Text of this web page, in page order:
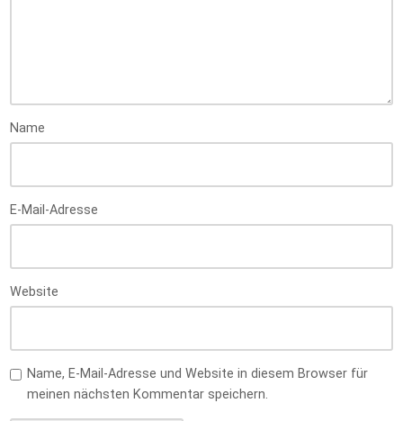
Name
E-Mail-Adresse
Website
Name, E-Mail-Adresse und Website in diesem Browser für
meinen nächsten Kommentar speichern.